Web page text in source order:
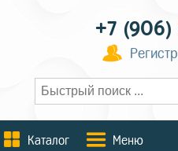
+7 (906)
Каталог Меню